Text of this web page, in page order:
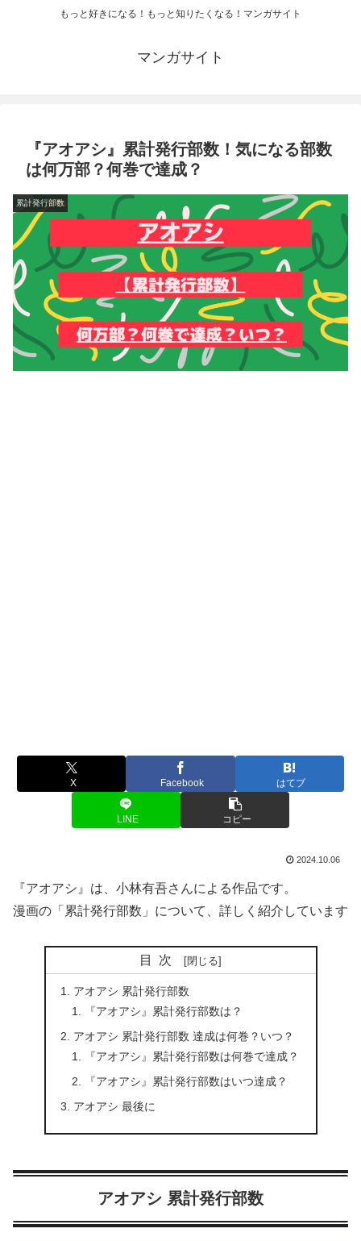
もっと好きになる！もっと知りたくなる！マンガサイト
マンガサイト
『アオアシ』累計発行部数！気になる部数
は何万部？何巻で達成？
累計発行部数
X Facebook はてブ
LINE コピー
2024.10.06
『アオアシ』は、小林有吾さんによる作品です。
漫画の「累計発行部数」について、詳しく紹介しています
目次
アオアシ 累計発行部数
『アオアシ』累計発行部数は？
アオアシ 累計発行部数 達成は何巻？いつ？
『アオアシ』累計発行部数は何巻で達成？
『アオアシ』累計発行部数はいつ達成？
アオアシ 最後に
アオアシ 累計発行部数